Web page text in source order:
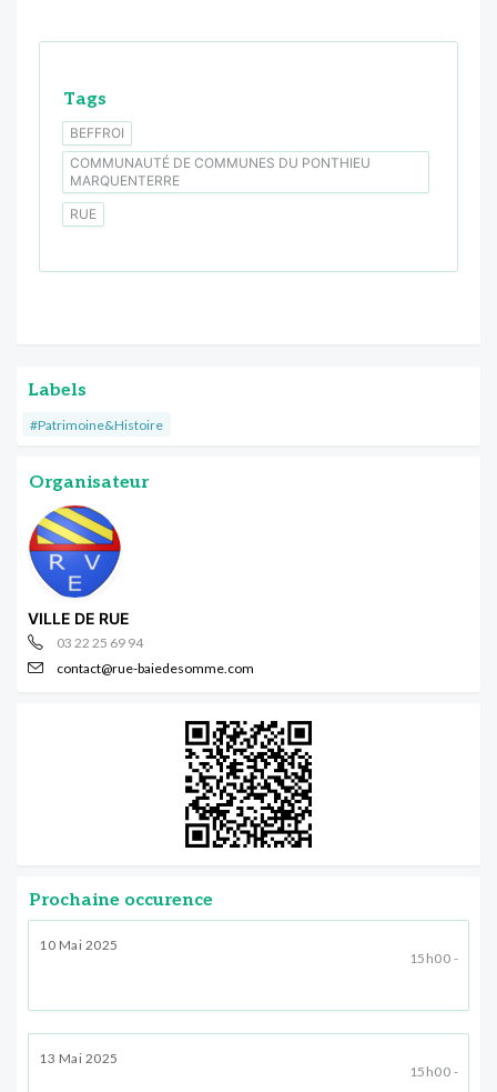
Tags
BEFFROI
COMMUNAUTÉ DE COMMUNES DU PONTHIEU
MARQUENTERRE
RUE
Labels
#Patrimoine&Histoire
Organisateur
VILLE DE RUE
03 22 25 69 94
contact@rue-baiedesomme.com
Prochaine occurence
10 Mai 2025
15h00 -
13 Mai 2025
15h00 -